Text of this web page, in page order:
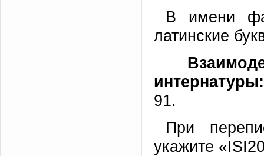
В имени
латинские
интернатуры:
91.
При
укажите